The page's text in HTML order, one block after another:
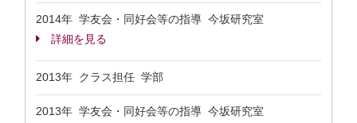
2014年 学友会・同好会等の指導 今坂研究室
詳細を見る
2013年 クラス担任 学部
2013年 学友会・同好会等の指導 今坂研究室